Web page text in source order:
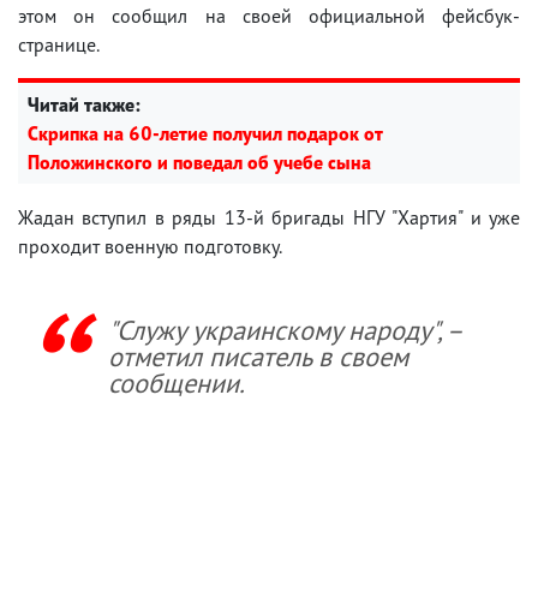
этом он сообщил на своей официальной фейсбук-
странице.
Читай также:
Скрипка на 60-летие получил подарок от
Положинского и поведал об учебе сына
Жадан вступил в ряды 13-й бригады НГУ "Хартия" и уже
проходит военную подготовку.
"Служу украинскому народу", –
отметил писатель в своем
сообщении.